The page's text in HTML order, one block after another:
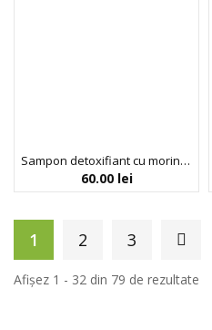
Sampon detoxifiant cu moringa si aloe vera – Anti Pollution, Noah, 250 ml
60.00 lei
1 2 3
Afișez 1 - 32 din 79 de rezultate